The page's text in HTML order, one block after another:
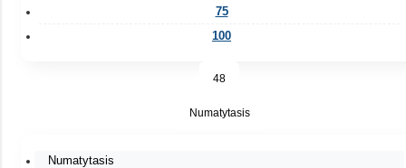
75
100
48
Numatytasis
Numatytasis